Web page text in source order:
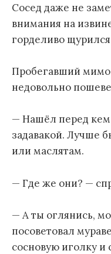
Сосед даже не
внимания на
горделиво
Пробегавший мимо
недовольно
— Нашёл перед кем
задавакой. Лучше
или маслятам.
— Где же они? —
— А ты оглянись,
посоветовал
сосновую иголку и